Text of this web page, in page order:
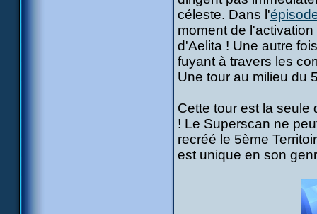
céleste. Dans l'
moment de
d'Aelita ! Une autre
fuyant à travers les
Une tour au milieu du
Cette tour est la seule
! Le Superscan ne
recréé le 5ème
est unique en son